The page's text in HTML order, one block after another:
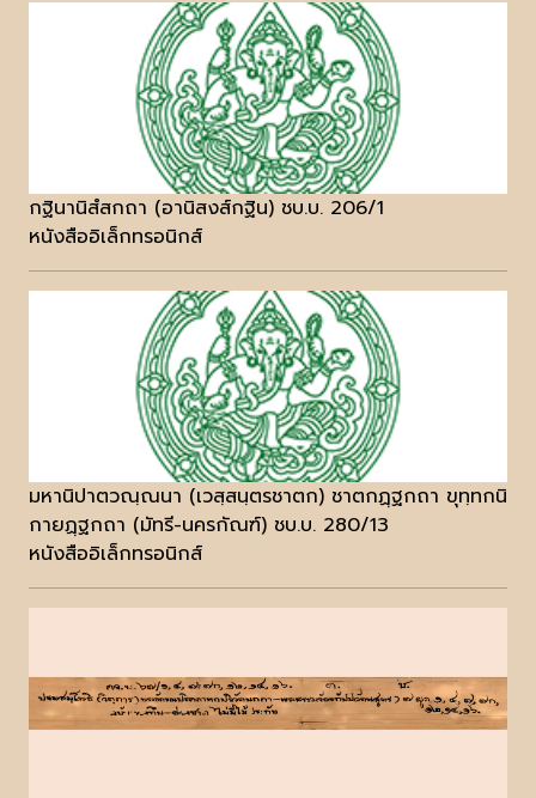
กฐินานิสํสกถา (อานิสงส์กฐิน) ชบ.บ. 206/1
หนังสืออิเล็กทรอนิกส์
มหานิปาตวณฺณนา (เวสฺสนฺตรชาตก) ชาตกฏฺฐกถา ขุทฺทกนิ
กายฏฺฐกถา (มัทรี-นครกัณฑ์) ชบ.บ. 280/13
หนังสืออิเล็กทรอนิกส์